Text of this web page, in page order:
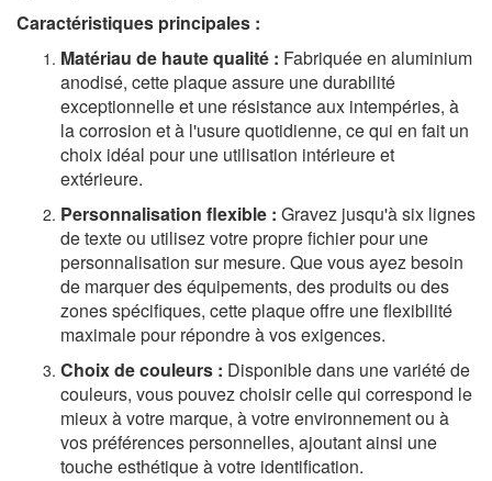
Caractéristiques principales :
Matériau de haute qualité : Fabriquée en aluminium
anodisé, cette plaque assure une durabilité
exceptionnelle et une résistance aux intempéries, à
la corrosion et à l'usure quotidienne, ce qui en fait un
choix idéal pour une utilisation intérieure et
extérieure.
Personnalisation flexible : Gravez jusqu'à six lignes
de texte ou utilisez votre propre fichier pour une
personnalisation sur mesure. Que vous ayez besoin
de marquer des équipements, des produits ou des
zones spécifiques, cette plaque offre une flexibilité
maximale pour répondre à vos exigences.
Choix de couleurs : Disponible dans une variété de
couleurs, vous pouvez choisir celle qui correspond le
mieux à votre marque, à votre environnement ou à
vos préférences personnelles, ajoutant ainsi une
touche esthétique à votre identification.